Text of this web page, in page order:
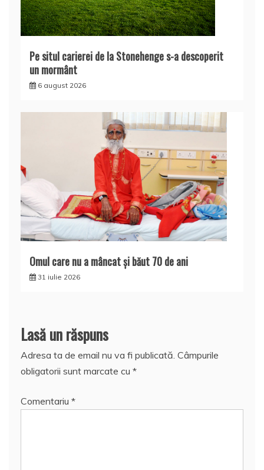
Pe situl carierei de la Stonehenge s-a descoperit
un mormânt
6 august 2026
Omul care nu a mâncat şi băut 70 de ani
31 iulie 2026
Lasă un răspuns
Adresa ta de email nu va fi publicată. Câmpurile
obligatorii sunt marcate cu *
Comentariu *